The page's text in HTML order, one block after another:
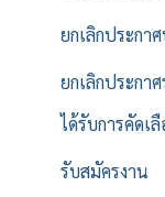
ยกเลิกประกา
ยกเลิกประกา
ได้รับการคัดเลื
รับสมัครงาน